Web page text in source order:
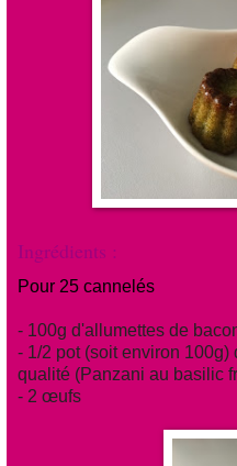
Ingrédients :
Pour 25 cannelés
- 100g d'allumettes de
- 1/2 pot (soit environ
qualité (Panzani au basilic
- 2 œufs